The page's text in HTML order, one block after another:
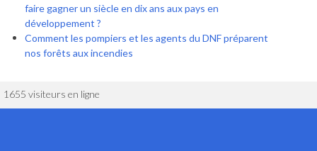
faire gagner un siècle en dix ans aux pays en
développement ?
Comment les pompiers et les agents du DNF préparent
nos forêts aux incendies
1655 visiteurs en ligne